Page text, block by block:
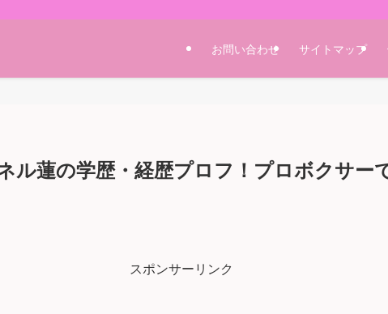
お問い合わせ サイトマップ
ル蓮の学歴・経歴プロフ！プロボクサー
スポンサーリンク